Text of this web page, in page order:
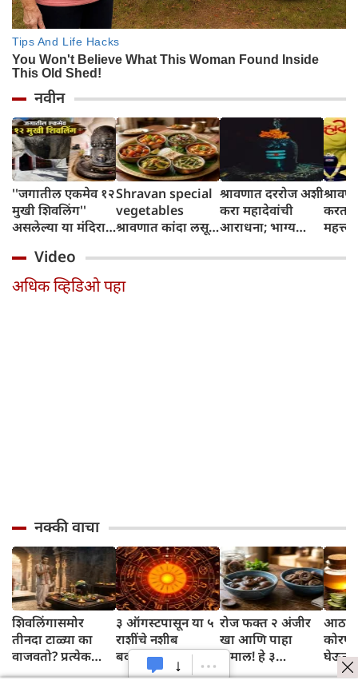
नवीन
''जगातील एकमेव १२
मुखी शिवलिंग''
असलेल्या या मंदिरात
लपवत असत
Shravan special
vegetables
श्रावणात कांदा लसूण
भाज्यांचा आस्वाद
घ्या!
श्रावणात दररोज अशी
करा महादेवांची
आराधना; भाग्य
योग्य
Video
अधिक व्हिडिओ पहा
नक्की वाचा
शिवलिंगासमोर
तीनदा टाळ्या का
वाजवतो? प्रत्येक
टाळीमागील अर्थ
३ ऑगस्टपासून या ५
राशींचे नशीब
बदलणार; ग्रहांचे
नकारात्मक प्रभाव
रोज फक्त २ अंजीर
खा आणि पाहा
कमाल! हे ३
आरोग्यदायी फायदे
घेऊन